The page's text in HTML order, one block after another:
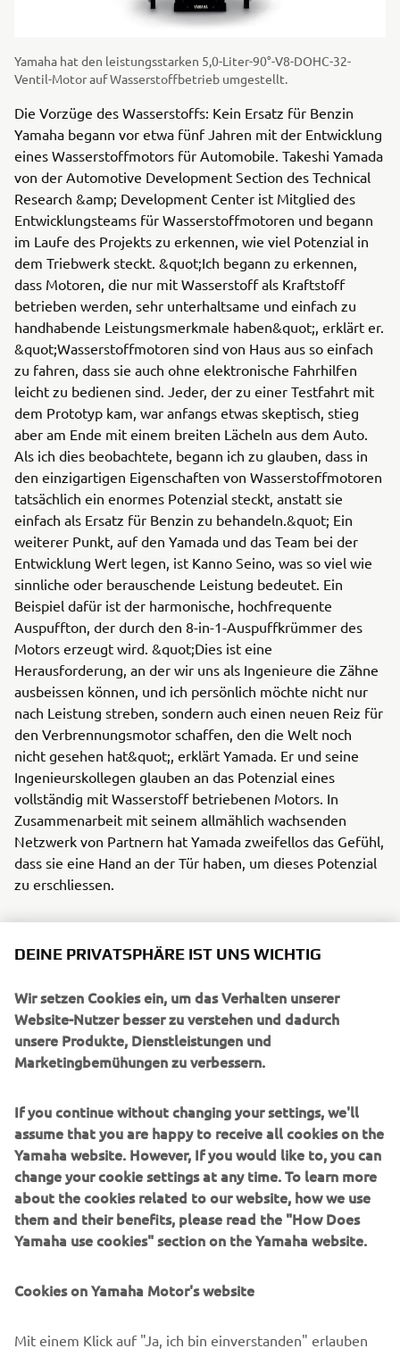
Yamaha hat den leistungsstarken 5,0-Liter-90°-V8-DOHC-32-
Ventil-Motor auf Wasserstoffbetrieb umgestellt.
Die Vorzüge des Wasserstoffs: Kein Ersatz für Benzin
Yamaha begann vor etwa fünf Jahren mit der Entwicklung
eines Wasserstoffmotors für Automobile. Takeshi Yamada
von der Automotive Development Section des Technical
Research &amp; Development Center ist Mitglied des
Entwicklungsteams für Wasserstoffmotoren und begann
im Laufe des Projekts zu erkennen, wie viel Potenzial in
dem Triebwerk steckt. &quot;Ich begann zu erkennen,
dass Motoren, die nur mit Wasserstoff als Kraftstoff
betrieben werden, sehr unterhaltsame und einfach zu
handhabende Leistungsmerkmale haben&quot;, erklärt er.
&quot;Wasserstoffmotoren sind von Haus aus so einfach
zu fahren, dass sie auch ohne elektronische Fahrhilfen
leicht zu bedienen sind. Jeder, der zu einer Testfahrt mit
dem Prototyp kam, war anfangs etwas skeptisch, stieg
aber am Ende mit einem breiten Lächeln aus dem Auto.
Als ich dies beobachtete, begann ich zu glauben, dass in
den einzigartigen Eigenschaften von Wasserstoffmotoren
tatsächlich ein enormes Potenzial steckt, anstatt sie
einfach als Ersatz für Benzin zu behandeln.&quot; Ein
weiterer Punkt, auf den Yamada und das Team bei der
Entwicklung Wert legen, ist Kanno Seino, was so viel wie
sinnliche oder berauschende Leistung bedeutet. Ein
Beispiel dafür ist der harmonische, hochfrequente
Auspuffton, der durch den 8-in-1-Auspuffkrümmer des
Motors erzeugt wird. &quot;Dies ist eine
Herausforderung, an der wir uns als Ingenieure die Zähne
ausbeissen können, und ich persönlich möchte nicht nur
nach Leistung streben, sondern auch einen neuen Reiz für
den Verbrennungsmotor schaffen, den die Welt noch
nicht gesehen hat&quot;, erklärt Yamada. Er und seine
Ingenieurskollegen glauben an das Potenzial eines
vollständig mit Wasserstoff betriebenen Motors. In
Zusammenarbeit mit seinem allmählich wachsenden
Netzwerk von Partnern hat Yamada zweifellos das Gefühl,
dass sie eine Hand an der Tür haben, um dieses Potenzial
zu erschliessen.
UNTERNEHMEN
B2B
MEHR YAMAHA
SUPPORT
NEWSLETTER
Sonderveranstaltungen, Neuerscheinungen und vielem mehr.
DEINE PRIVATSPHÄRE IST UNS WICHTIG
Wir setzen Cookies ein, um das Verhalten unserer
Website-Nutzer besser zu verstehen und dadurch
unsere Produkte, Dienstleistungen und
Marketingbemühungen zu verbessern.
If you continue without changing your settings, we'll
assume that you are happy to receive all cookies on the
Yamaha website. However, If you would like to, you can
change your cookie settings at any time. To learn more
about the cookies related to our website, how we use
them and their benefits, please read the "How Does
Yamaha use cookies" section on the Yamaha website.
Cookies on Yamaha Motor's website
Mit einem Klick auf "Ja, ich bin einverstanden" erlauben